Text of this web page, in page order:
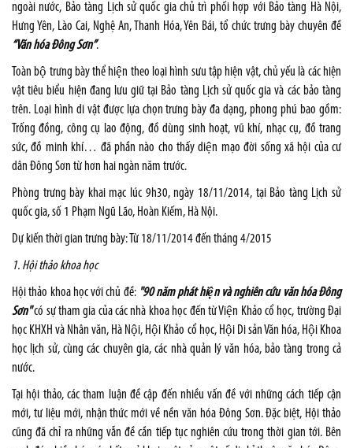
ngoài nước, Bảo tàng Lịch sử quốc gia chủ trì phối hợp với Bảo tàng Hà Nội,
Hưng Yên, Lào Cai, Nghệ An, Thanh Hóa, Yên Bái, tổ chức trưng bày chuyên đề
“VănhóaĐông Sơn”.
Toàn bộ trưng bày thể hiện theo loại hình sưu tập hiện vật, chủ yếu là các hiện
vật tiêu biểu hiện đang lưu giữ tại Bảo tàng Lịch sử quốc gia và các bảo tàng
trên. Loại hình di vật được lựa chọn trưng bày đa dạng, phong phú bao gồm:
Trống đồng, công cụ lao động, đồ dùng sinh hoạt, vũ khí, nhạc cụ, đồ trang
sức, đồ minh khí… đã phần nào cho thấy diện mạo đời sống xã hội của cư
dân Đông Sơn từ hơn hai ngàn năm trước.
Phòng trưng bày khai mạc lúc 9h30, ngày 18/11/2014, tại Bảo tàng Lịch sử
quốc gia, số 1 Phạm Ngũ Lão, Hoàn Kiếm, Hà Nội.
Dự kiến thời gian trưng bày: Từ 18/11/2014 đến tháng 4/2015
1. Hội thảo khoa học
Hội thảo khoa học với chủ đề: "90 năm phát hiện và nghiên cứu văn hóa Đông
Sơn"có sự tham gia của các nhà khoa học đến từ Viện Khảo cổ học, trường Đại
học KHXH và Nhân văn, Hà Nội, Hội Khảo cổ học, Hội Di sản Văn hóa, Hội Khoa
học lịch sử, cùng các chuyên gia, các nhà quản lý văn hóa, bảo tàng trong cả
nước.
Tại hội thảo, các tham luận đề cập đến nhiều vấn đề với những cách tiếp cận
mới, tư liệu mới, nhận thức mới về nền văn hóa Đông Sơn. Đặc biệt, Hội thảo
cũng đã chỉ ra những vẫn đề cần tiếp tục nghiên cứu trong thời gian tới. Bên